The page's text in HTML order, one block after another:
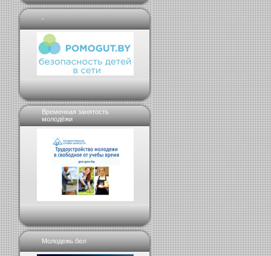
-
Временная занятость
молодёжи
Молодежь.бел